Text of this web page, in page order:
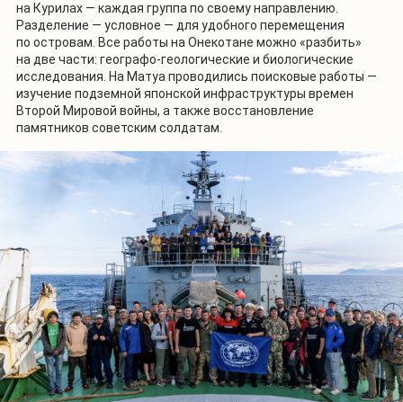
на Курилах — каждая группа по своему направлению.
Разделение — условное — для удобного перемещения
по островам. Все работы на Онекотане можно «разбить»
на две части: географо-геологические и биологические
исследования. На Матуа проводились поисковые работы —
изучение подземной японской инфраструктуры времен
Второй Мировой войны, а также восстановление
памятников советским солдатам.